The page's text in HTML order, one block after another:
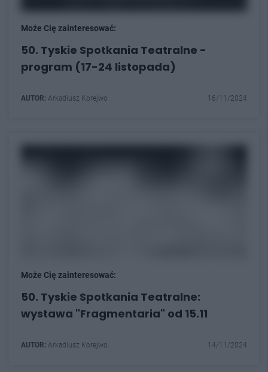
Może Cię zainteresować:
50. Tyskie Spotkania Teatralne -
program (17-24 listopada)
AUTOR: Arkadiusz Korejwo 16/11/2024
Może Cię zainteresować:
50. Tyskie Spotkania Teatralne:
wystawa "Fragmentaria" od 15.11
AUTOR: Arkadiusz Korejwo 14/11/2024